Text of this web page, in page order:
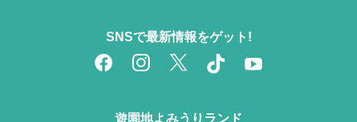
遊園地よみうりランド
SNSで最新情報をゲット!